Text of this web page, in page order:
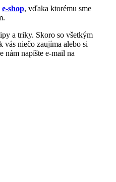
e-shop, vďaka ktorému sme
a triky. Skoro so všetkým
vás niečo zaujíma alebo si
nám napíšte e-mail na